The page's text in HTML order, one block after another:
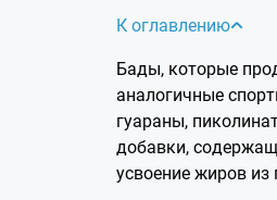
К оглавлению
Бады, которые
аналогичные
гуараны,
добавки,
усвоение жиров